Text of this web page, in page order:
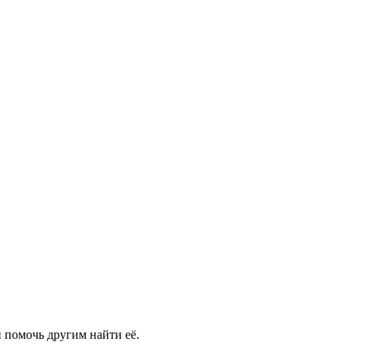
другим найти её.